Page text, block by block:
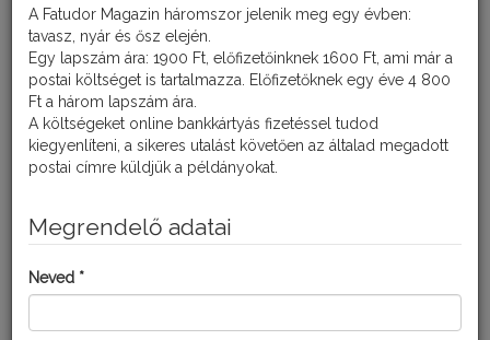
A gyomnak tekinthető minden olyan növény, ami az adott kultúra
szempontjából nem kívánatos. A gyomok igen károsak lehetnek
a kultúrnövényekre, hiszen elveszik tőlük a vizet, a tápanyagot, a
termőhelyet és még be is árnyékolhatják őket. Betegségek
köztes gazdái lehetnek, rontják a termésértéket és
A képen: Pirókujjas muhar (egyszikű)
Kultúra:
A Fatudor Magazin háromszor jelenik meg egy évben:
tavasz, nyár és ősz elején.
Egy lapszám ára: 1900 Ft, előfizetőinknek 1600 Ft, ami már a
postai költséget is tartalmazza. Előfizetőknek egy éve 4 800
Ft a három lapszám ára.
A költségeket online bankkártyás fizetéssel tudod
kiegyenlíteni, a sikeres utalást követően az általad megadott
postai címre küldjük a példányokat.
Megrendelő adatai
Neved *